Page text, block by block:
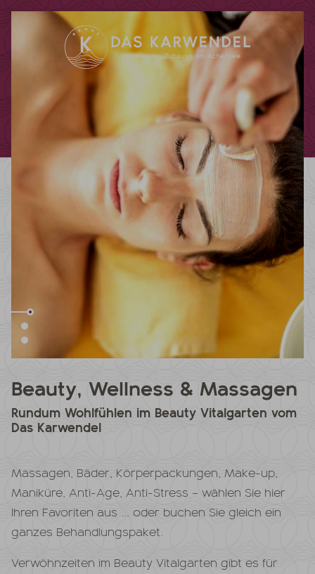
Beauty, Wellness & Massagen
Rundum Wohlfühlen im Beauty Vitalgarten vom
Das Karwendel
Massagen, Bäder, Körperpackungen, Make-up,
Maniküre, Anti-Age, Anti-Stress – wählen Sie hier
Ihren Favoriten aus ... oder buchen Sie gleich ein
ganzes Behandlungspaket.
Verwöhnzeiten im Beauty Vitalgarten gibt es für